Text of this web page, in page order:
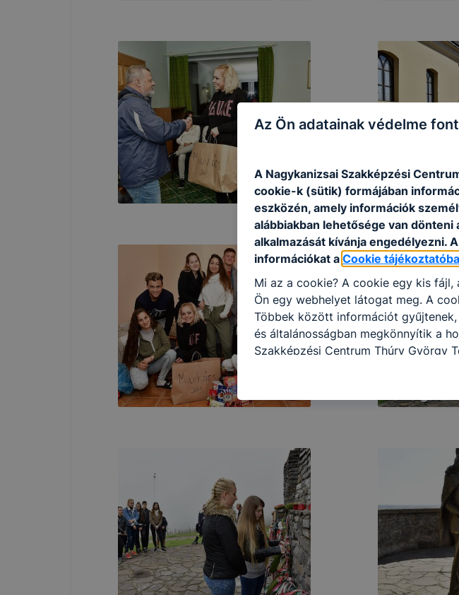
Az Ön adatainak védelme
A Nagykanizsai Szakképzési
cookie-k (sütik) formájában
eszközén, amely információk
alábbiakban lehetősége van
alkalmazását kívánja engedélyezni.
információkat a Cookie
Mi az a cookie? A cookie egy kis
Ön egy webhelyet látogat meg. A
Többek között információt
és általánosságban megkönnyítik a
Szakképzési Centrum Thúry György
célokból használja: információ
a honlapot -annak felmérésével,
használja leginkább, így
böngésző engedélyezi a cookie-k
böngésző alapértelmezettként
általában megváltoztathatók.
honlapunk használhatóságának és
tétele, a cookie-k alkalmazásának
előfordulhat, hogy felhasználóink
teljes körű használatára, vagy a
böngészőjében.